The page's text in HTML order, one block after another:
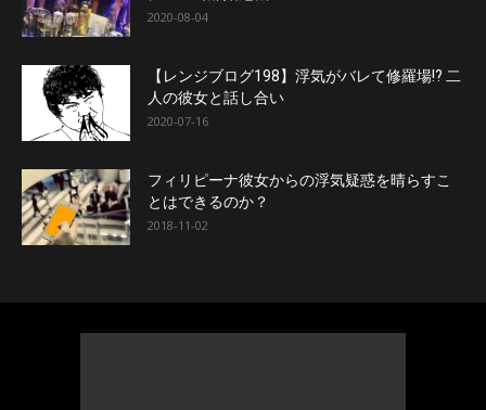
2020-08-04
【レンジブログ198】浮気がバレて修羅場!? 二
人の彼女と話し合い
2020-07-16
フィリピーナ彼女からの浮気疑惑を晴らすこ
とはできるのか？
2018-11-02